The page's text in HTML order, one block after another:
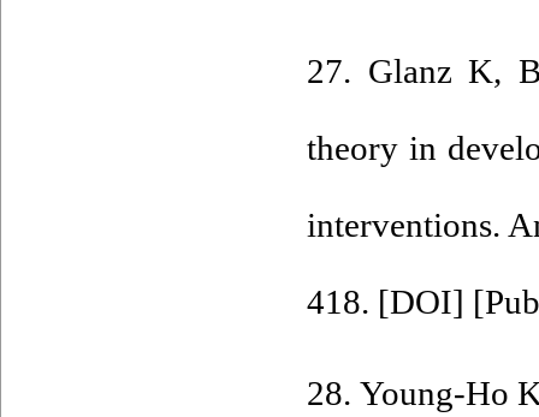
27. Glanz K,
theory in
interventions.
418. [DOI] [
28. Young-Ho